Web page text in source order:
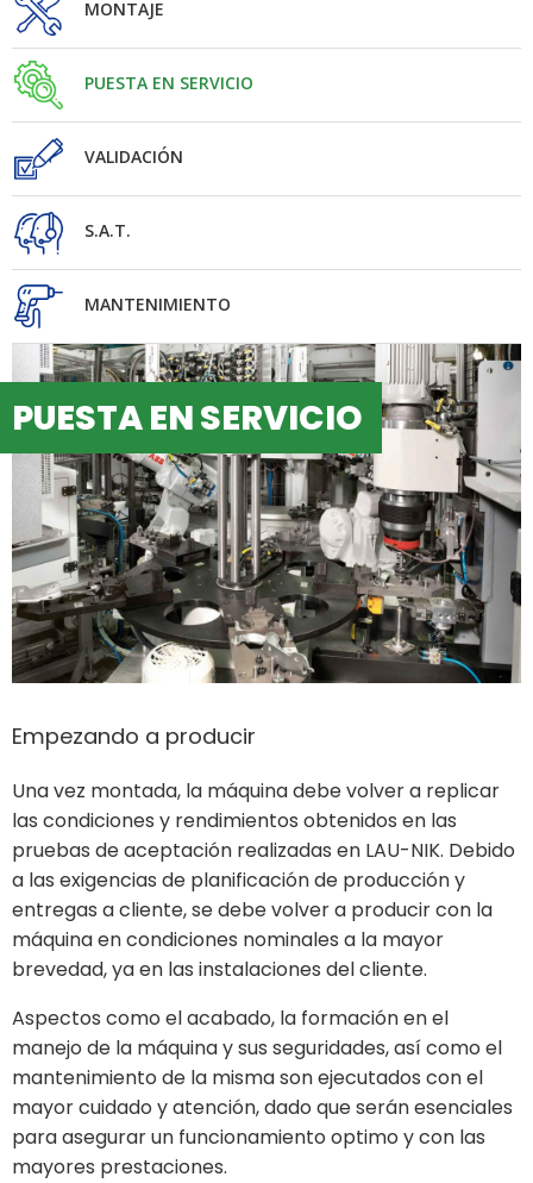
MONTAJE
PUESTA EN SERVICIO
VALIDACIÓN
S.A.T.
MANTENIMIENTO
PUESTA EN SERVICIO
Empezando a producir
Una vez montada, la máquina debe volver a replicar
las condiciones y rendimientos obtenidos en las
pruebas de aceptación realizadas en LAU-NIK. Debido
a las exigencias de planificación de producción y
entregas a cliente, se debe volver a producir con la
máquina en condiciones nominales a la mayor
brevedad, ya en las instalaciones del cliente.
Aspectos como el acabado, la formación en el
manejo de la máquina y sus seguridades, así como el
mantenimiento de la misma son ejecutados con el
mayor cuidado y atención, dado que serán esenciales
para asegurar un funcionamiento optimo y con las
mayores prestaciones.